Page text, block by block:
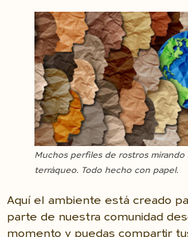
Muchos perfiles de rostros mirando
terráqueo. Todo hecho con papel.
Aquí el ambiente está creado
parte de nuestra comunidad
momento y puedas compartir